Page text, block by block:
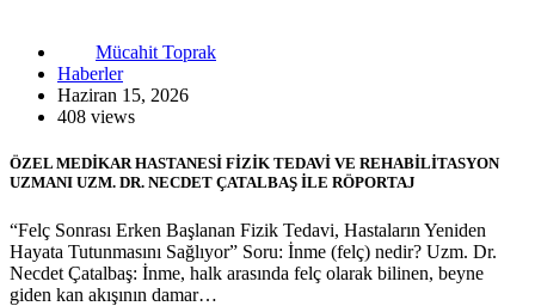
Mücahit Toprak
Haberler
Haziran 15, 2026
408 views
ÖZEL MEDİKAR HASTANESİ FİZİK TEDAVİ VE REHABİLİTASYON
UZMANI UZM. DR. NECDET ÇATALBAŞ İLE RÖPORTAJ
“Felç Sonrası Erken Başlanan Fizik Tedavi, Hastaların Yeniden
Hayata Tutunmasını Sağlıyor” Soru: İnme (felç) nedir? Uzm. Dr.
Necdet Çatalbaş: İnme, halk arasında felç olarak bilinen, beyne
giden kan akışının damar…